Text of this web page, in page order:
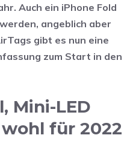
Auch ein iPhone Fold
angeblich aber
gibt es nun eine
zum Start in den
Mini-LED
für 2022